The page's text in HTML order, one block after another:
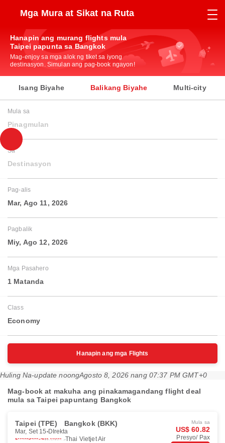
Mga Mura at Sikat na Ruta
Hanapin ang murang flights mula
Taipei papunta sa Bangkok
Mag-enjoy sa mga alok ng tiket sa iyong
destinasyon. Simulan ang pag-book ngayon!
Isang Biyahe Balikang Biyahe Multi-city
Mula sa
Pinagmulan
Sa
Destinasyon
Pag-alis
Mar, Ago 11, 2026
Pagbalik
Miy, Ago 12, 2026
Mga Pasahero
1 Matanda
Class
Economy
Hanapin ang mga Flights
Huling Na-update noongAgosto 8, 2026 nang 07:37 PM GMT+0
Mag-book at makuha ang pinakamagandang flight deal
mula sa Taipei papuntang Bangkok
Taipei (TPE) Bangkok (BKK)
Mar, Set 15 DIrekta
Thai Vietjet Air
Mula sa
US$ 60.82
Presyo/ Pax